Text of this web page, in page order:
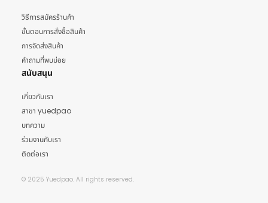
วิธีการสมัครร้านค้า
ขั้นตอนการสั่งซื้อสินค้า
การจัดส่งสินค้า
คำถามที่พบบ่อย
สนับสนุน
เกี่ยวกับเรา
สาขา yuedpao
บทความ
ร่วมงานกับเรา
ติดต่อเรา
© 2025 Yuedpao. All rights reserved.